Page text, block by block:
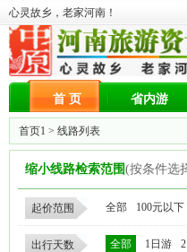
心灵故乡，老家河南！
首 页 省内游
首页1 > 线路列表
缩小线路检索范围(按条件选
起价范围 全部 100元以下
出行天数 全部 1日游